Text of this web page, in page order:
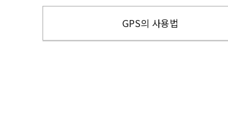
GPS의 사용법